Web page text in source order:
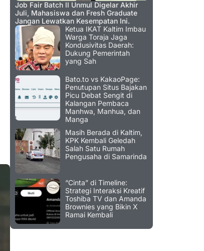
Job Fair Batch II Unmul Digelar Akhir
Juli, Mahasiswa dan Fresh Graduate
Jangan Lewatkan Kesempatan Ini.
Ketua IKAT Kaltim Imbau
Warga Toraja Jaga
Kondusivitas Daerah:
Dukung Pemerintah
yang Sah
Bato.to vs KakaoPage:
Penutupan Situs Bajakan
Picu Debat Sengit di
Kalangan Pembaca
Manhwa, Manhua, dan
Manga
Masih Berada di Kaltim,
KPK Kembali Geledah
Salah Satu Rumah
Pengusaha di Samarinda
“Cinta” di Timeline:
Strategi Interaksi Kreatif
Toshiba TV dan Amanda
Brownies yang Bikin X
Ramai Kembali